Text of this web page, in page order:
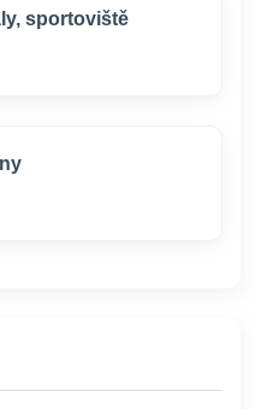
sportoviště